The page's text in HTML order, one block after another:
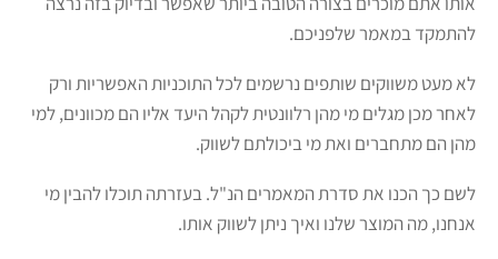
להתמקד במאמר שלפניכם.
לא מעט משווקים שותפים נרשמים לכל התוכניות האפשריות ורק
לאחר מכן מגלים מי מהן רלוונטית לקהל היעד אליו הם מכוונים, למי
מהן הם מתחברים ואת מי ביכולתם לשווק.
לשם כך הכנו את סדרת המאמרים הנ"ל. בעזרתה תוכלו להבין מי
אנחנו, מה המוצר שלנו ואיך ניתן לשווק אותו.